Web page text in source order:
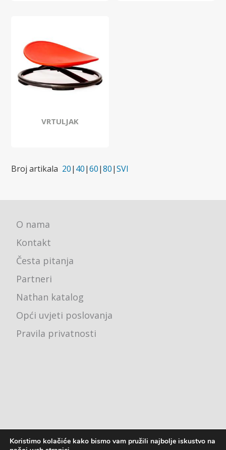
VRTULJAK
Broj artikala 20| 40|60|80|SVI
O nama
Kontakt
Česta pitanja
Partneri
Nathan katalog
Opći uvjeti poslovanja
Pravila privatnosti
Koristimo kolačiće kako bismo vam pružili najbolje iskustvo na